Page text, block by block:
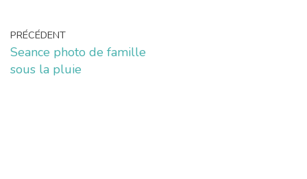
PRÉCÉDENT
Seance photo de famille
sous la pluie